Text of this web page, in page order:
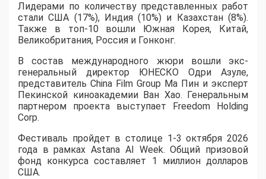
Лидерами по количеству представленных работ
стали США (17%), Индия (10%) и Казахстан (8%).
Также в топ-10 вошли Южная Корея, Китай,
Великобритания, Россия и Гонконг.
В состав международного жюри вошли экс-
генеральный директор ЮНЕСКО Одри Азуле,
представитель China Film Group Ма Пин и эксперт
Пекинской киноакадемии Ван Хао. Генеральным
партнером проекта выступает Freedom Holding
Corp.
​Фестиваль пройдет в столице 1-3 октября 2026
года в рамках Astana AI Week. Общий призовой
фонд конкурса составляет 1 миллион долларов
США.